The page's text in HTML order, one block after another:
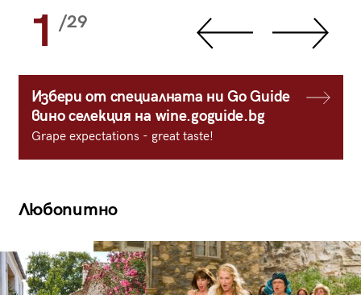
1 /29
Избери от специалната ни Go Guide
вино селекция на wine.goguide.bg
Grape expectations - great taste!
Любопитно